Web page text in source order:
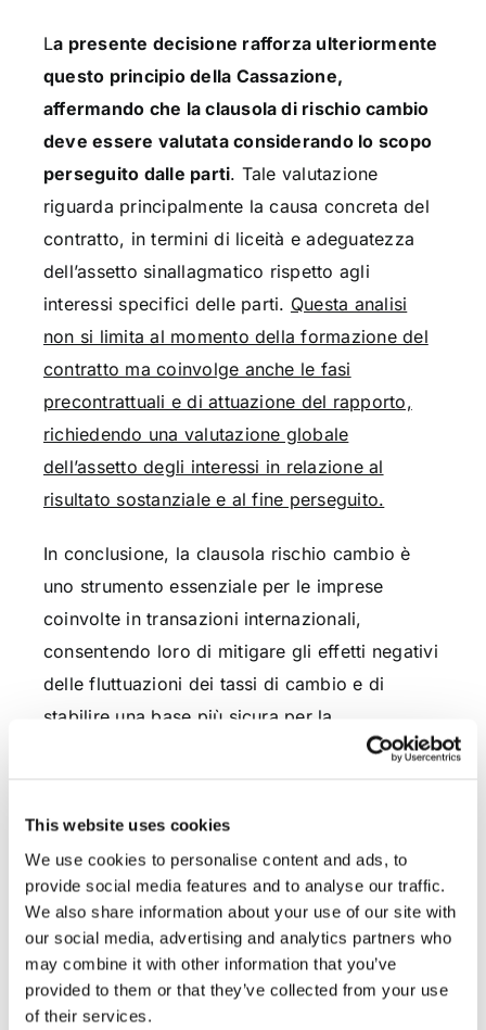
This website uses cookies
We use cookies to personalise content and ads, to
provide social media features and to analyse our traffic.
We also share information about your use of our site with
our social media, advertising and analytics partners who
may combine it with other information that you’ve
provided to them or that they’ve collected from your use
of their services.
La presente decisione rafforza ulteriormente
questo principio della Cassazione,
affermando che la clausola di rischio cambio
deve essere valutata considerando lo scopo
perseguito dalle parti. Tale valutazione
riguarda principalmente la causa concreta del
contratto, in termini di liceità e adeguatezza
dell’assetto sinallagmatico rispetto agli
interessi specifici delle parti. Questa analisi
non si limita al momento della formazione del
contratto ma coinvolge anche le fasi
precontrattuali e di attuazione del rapporto,
richiedendo una valutazione globale
dell’assetto degli interessi in relazione al
risultato sostanziale e al fine perseguito.
In conclusione, la clausola rischio cambio è
uno strumento essenziale per le imprese
coinvolte in transazioni internazionali,
consentendo loro di mitigare gli effetti negativi
delle fluttuazioni dei tassi di cambio e di
stabilire una base più sicura per la
pianificazione finanziaria a lungo termine. La
la consapevolezza delle aziende rispetto ai
proattivo per preservare la stabilità finanziaria
e la redditività.
Dott. Filippo D’Aniello